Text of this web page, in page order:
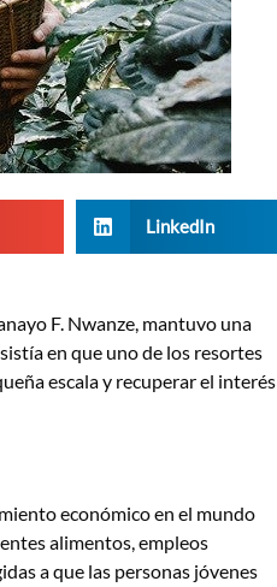
LinkedIn
F. Nwanze, mantuvo una
en que uno de los resortes
escala y recuperar el interés
económico en el mundo
alimentos, empleos
a que las personas jóvenes